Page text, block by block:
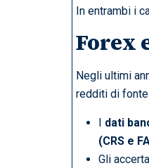
In entrambi i
Forex
Negli ultimi
redditi di fonte
I dati
(CRS e
Gli